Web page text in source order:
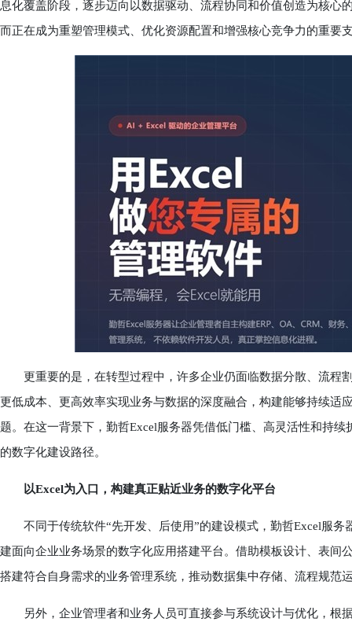
息化覆盖阶段，逐步迈向以数据驱动、流程协同和价值创造为核心
而正在成为重塑管理模式、优化资源配置和增强核心竞争力的重要
更重要的是，在转型过程中，许多企业仍面临数据分散、流程
更低成本、更高效率实现业务与数据的深度融合，构建能够持续适
题。在这一背景下，勤哲Excel服务器凭借低门槛、高灵活性和持
的数字化建设路径。
以Excel为入口，构建真正贴近业务的数字化平台
不同于传统软件“先开发、后使用”的建设模式，勤哲Excel服务
建面向企业业务场景的数字化应用搭建平台。借助模板设计、表间
搭建符合自身需求的业务管理系统，推动数据集中存储、流程规范
另外，企业管理者和业务人员可直接参与系统设计与优化，根